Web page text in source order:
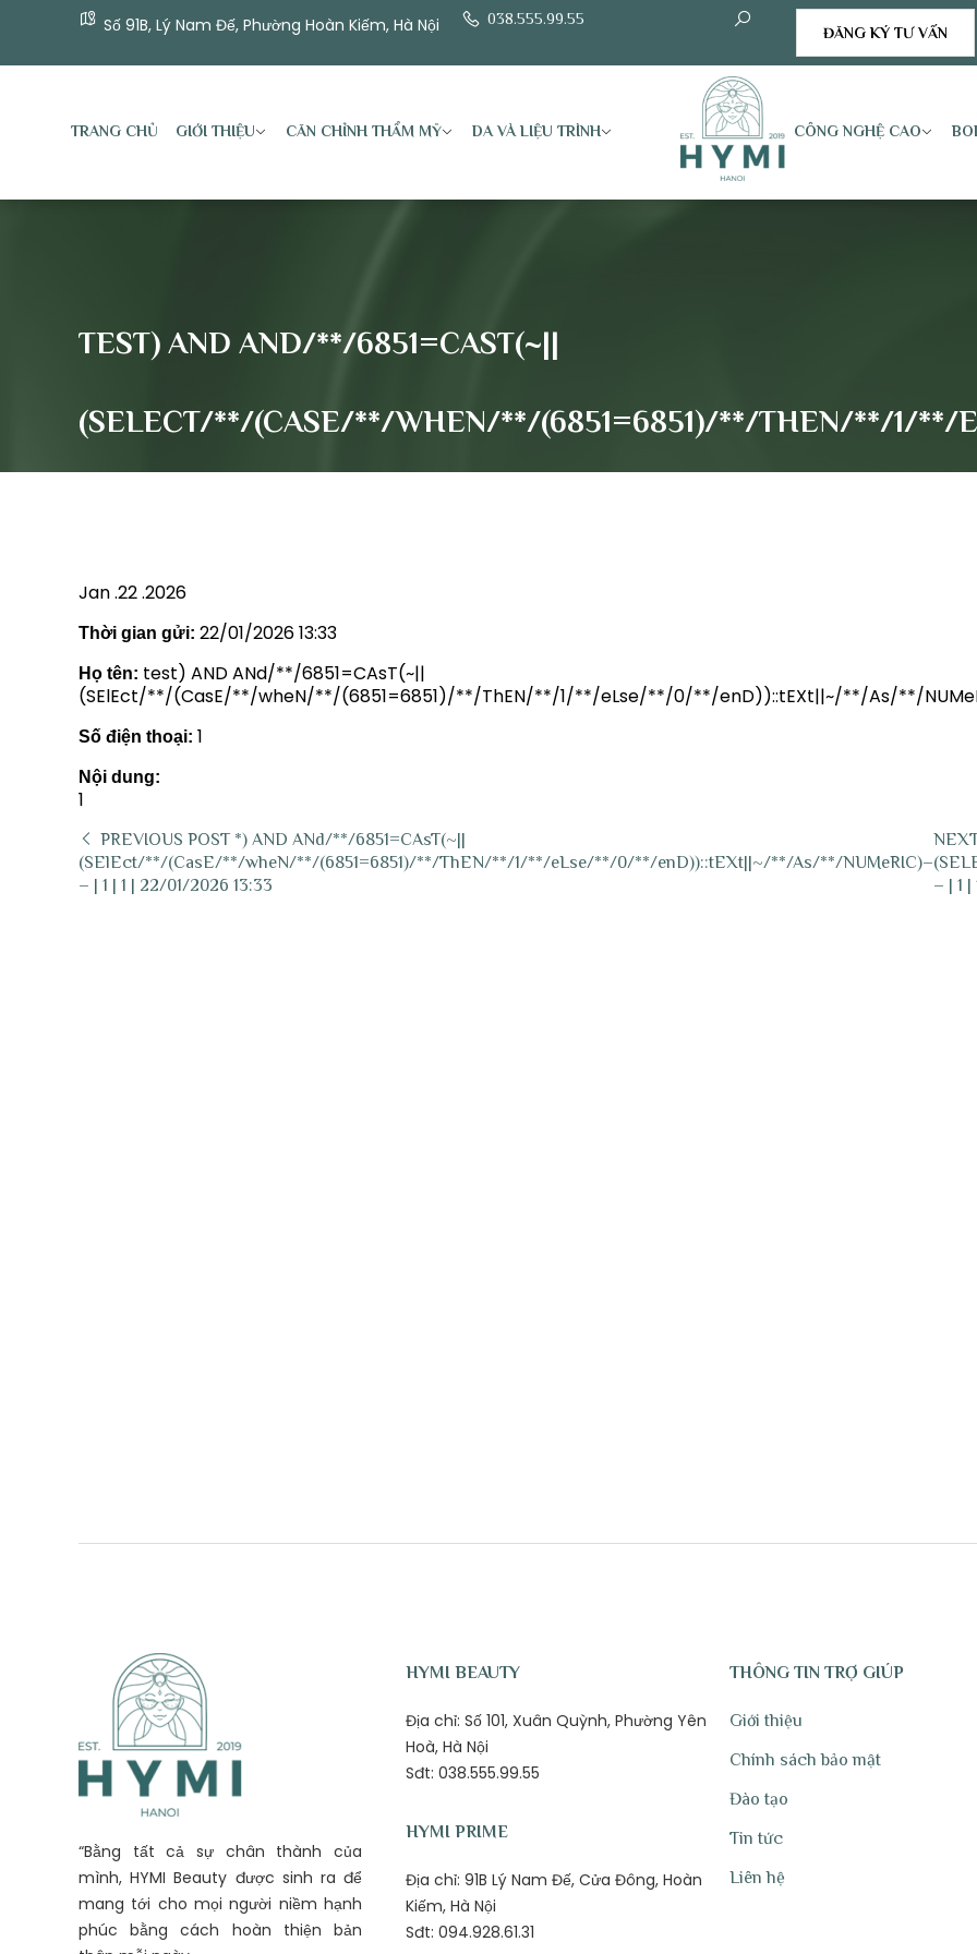
Số 91B, Lý Nam Đế, Phường Hoàn Kiếm, Hà Nội
038.555.99.55
ĐĂNG KÝ TƯ VẤN
TRANG CHỦ GIỚI THIỆU CĂN CHỈNH THẨM MỸ DA VÀ LIỆU TRÌNH CÔNG NGHỆ CAO
TEST) AND AND/**/6851=CAST(~||
(SELECT/**/(CASE/**/WHEN/**/(6851=6851)/**/THEN/**/1/
Jan .22 .2026
Thời gian gửi: 22/01/2026 13:33
Họ tên: test) AND ANd/**/6851=CAsT(~||
(SElEct/**/(CasE/**/wheN/**/(6851=6851)/**/ThEN/**/1/**/eLse/**/0/**/enD))::tEXt||~/**/As/**/
Số điện thoại: 1
Nội dung:
1
PREVIOUS POST *) AND ANd/**/6851=CAsT(~||
(SElEct/**/(CasE/**/wheN/**/(6851=6851)/**/ThEN/**/1/**/eLse/**/0/**/enD))::tEXt||~/**/As/**/NUMeRIC)–
– | 1 | 1 | 22/01/2026 13:33
– | 1
“Bằng tất cả sự chân thành của
mình, HYMI Beauty được sinh ra để
mang tới cho mọi người niềm hạnh
phúc bằng cách hoàn thiện bản
HYMI BEAUTY
Địa chỉ: Số 101, Xuân Quỳnh, Phường Yên
Hoà, Hà Nội
Sđt: 038.555.99.55
HYMI PRIME
Địa chỉ: 91B Lý Nam Đế, Cửa Đông, Hoàn
Kiếm, Hà Nội
Sđt: 094.928.61.31
THÔNG TIN TRỢ GIÚP
Giới thiệu
Chính sách bảo mật
Đào tạo
Tin tức
Liên hệ